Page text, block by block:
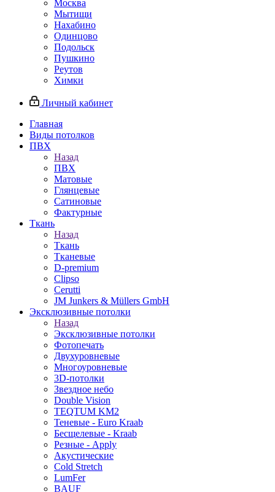
Москва
Мытищи
Нахабино
Одинцово
Подольск
Пушкино
Реутов
Химки
Личный кабинет
Главная
Виды потолков
ПВХ
Назад
ПВХ
Матовые
Глянцевые
Сатиновые
Фактурные
Ткань
Назад
Ткань
Тканевые
D-premium
Clipso
Cerutti
JM Junkers & Müllers GmbH
Эксклюзивные потолки
Назад
Эксклюзивные потолки
Фотопечать
Двухуровневые
Многоуровневые
3D-потолки
Звездное небо
Double Vision
TEQTUM KM2
Теневые - Euro Kraab
Бесщелевые - Kraab
Резные - Apply
Акустические
Cold Stretch
LumFer
BAUF